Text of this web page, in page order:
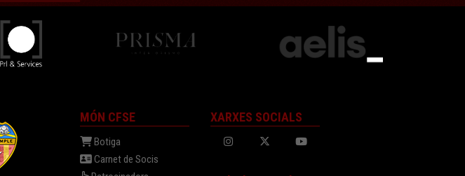
MÓN CFSE
Botiga
Carnet de Socis
XARXES SOCIALS